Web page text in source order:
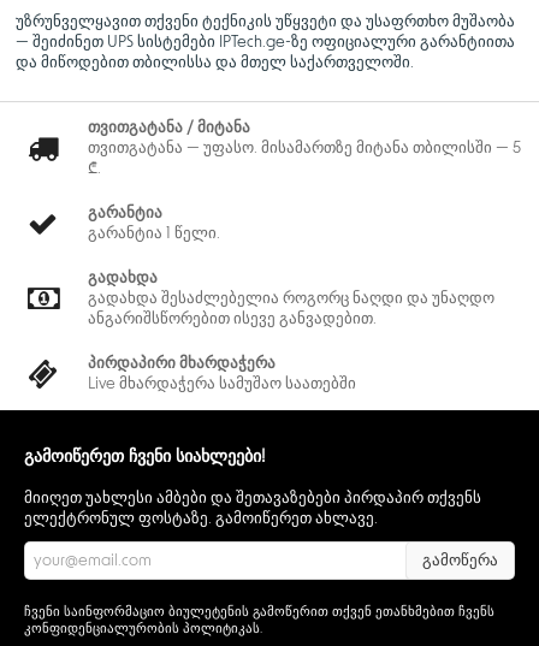
უზრუნველყავით თქვენი ტექნიკის უწყვეტი და უსაფრთხო მუშაობა
— შეიძინეთ UPS სისტემები IPTech.ge-ზე ოფიციალური გარანტიითა
და მიწოდებით თბილისსა და მთელ საქართველოში.
თვითგატანა / მიტანა
თვითგატანა — უფასო. მისამართზე მიტანა თბილისში — 5
₾.
გარანტია
გარანტია 1 წელი.
გადახდა
გადახდა შესაძლებელია როგორც ნაღდი და უნაღდო
ანგარიშსწორებით ისევე განვადებით.
პირდაპირი მხარდაჭერა
Live მხარდაჭერა სამუშაო საათებში
გამოიწერეთ ჩვენი სიახლეები!
მიიღეთ უახლესი ამბები და შეთავაზებები პირდაპირ თქვენს
ელექტრონულ ფოსტაზე. გამოიწერეთ ახლავე.
გამოწერა
ჩვენი საინფორმაციო ბიულეტენის გამოწერით თქვენ ეთანხმებით ჩვენს
კონფიდენციალურობის პოლიტიკას